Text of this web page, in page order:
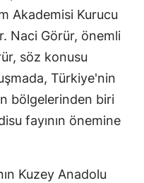
Edirne
Erzincan
Erzurum
Akademisi Kurucu
Naci Görür, önemli
söz konusu
Türkiye'nin
bölgelerinden biri
fayının önemine
Kuzey Anadolu